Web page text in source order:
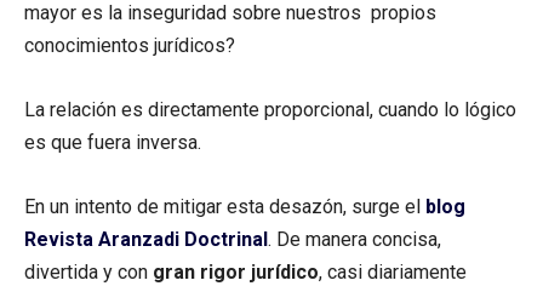
mayor es la inseguridad sobre nuestros propios
conocimientos jurídicos?
La relación es directamente proporcional, cuando lo lógico
es que fuera inversa.
En un intento de mitigar esta desazón, surge el blog
Revista Aranzadi Doctrinal. De manera concisa,
divertida y con gran rigor jurídico, casi diariamente